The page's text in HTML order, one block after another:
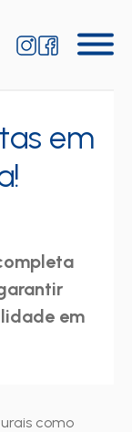
em
em
como